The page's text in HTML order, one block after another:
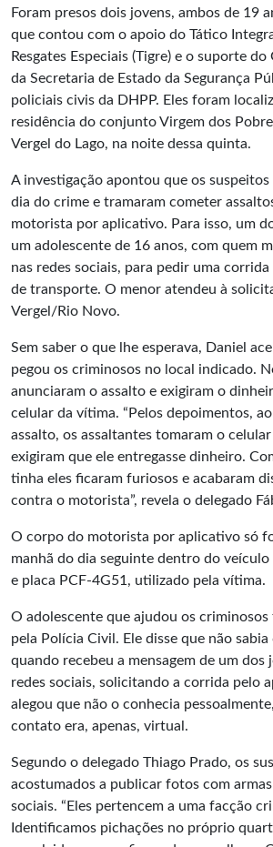
Foram presos dois jovens, ambos de 19
que contou com o apoio do Tático
Resgates Especiais (Tigre) e o suporte
da Secretaria de Estado da Segurança
policiais civis da DHPP. Eles foram
residência do conjunto Virgem dos
Vergel do Lago, na noite dessa quinta.
A investigação apontou que os
dia do crime e tramaram cometer
motorista por aplicativo. Para isso, um
um adolescente de 16 anos, com quem
nas redes sociais, para pedir uma
de transporte. O menor atendeu à
Vergel/Rio Novo.
Sem saber o que lhe esperava, Daniel
pegou os criminosos no local indicado.
anunciaram o assalto e exigiram o
celular da vítima. “Pelos depoimentos,
assalto, os assaltantes tomaram o
exigiram que ele entregasse dinheiro.
tinha eles ficaram furiosos e acabaram
contra o motorista”, revela o delegado
O corpo do motorista por aplicativo só
manhã do dia seguinte dentro do veículo
e placa PCF-4G51, utilizado pela vítima.
O adolescente que ajudou os
pela Polícia Civil. Ele disse que não
quando recebeu a mensagem de um dos
redes sociais, solicitando a corrida pelo
alegou que não o conhecia
contato era, apenas, virtual.
Segundo o delegado Thiago Prado, os
acostumados a publicar fotos com
sociais. “Eles pertencem a uma facção
Identificamos pichações no próprio